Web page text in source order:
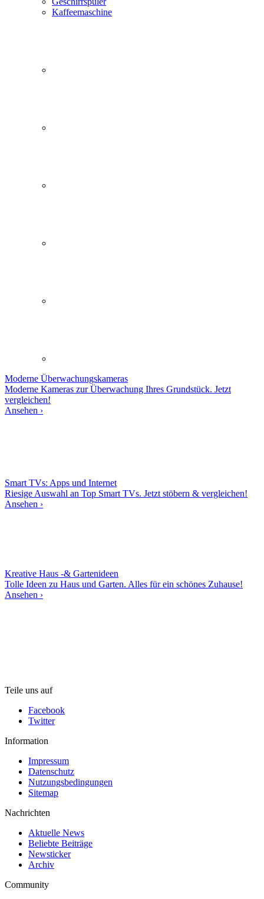
Kaffeemaschine
Moderne Überwachungskameras
Moderne Kameras zur Überwachung Ihres Grundstück. Jetzt
vergleichen!
Ansehen ›
Smart TVs: Apps und Internet
Riesige Auswahl an Top Smart TVs. Jetzt stöbern & vergleichen!
Ansehen ›
Kreative Haus -& Gartenideen
Tolle Ideen zu Haus und Garten. Alles für ein schönes Zuhause!
Ansehen ›
Teile uns auf
Facebook
Twitter
Information
Impressum
Datenschutz
Nutzungsbedingungen
Sitemap
Nachrichten
Aktuelle News
Beliebte Beiträge
Newsticker
Archiv
Community